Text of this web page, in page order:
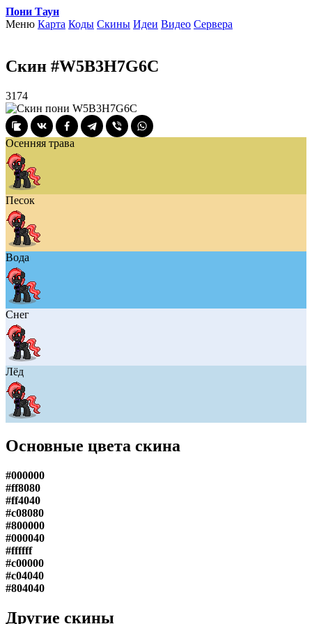
Пони Таун
Меню Карта Коды Скины Идеи Видео Сервера
Скин #W5B3H7G6C
3174
Осенняя трава
Песок
Вода
Снег
Лёд
Основные цвета скина
#000000
#ff8080
#ff4040
#c08080
#800000
#000040
#ffffff
#c00000
#c04040
#804040
Другие скины